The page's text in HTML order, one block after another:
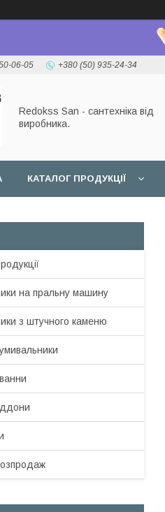
06-05 +380 (50) 935-24-34
Redokss San - сантехніка від
виробника.
КАТАЛОГ ПРОДУКЦІЇ
на пральну машину
з штучного каменю